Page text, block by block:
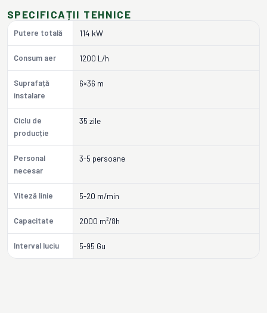
SPECIFICAȚII TEHNICE
Putere totală 114 kW
Consum aer 1200 L/h
Suprafață
instalare
6×36 m
Ciclu de
producție
35 zile
Personal
necesar
3-5 persoane
Viteză linie 5-20 m/min
Capacitate 2000 m²/8h
Interval luciu 5-95 Gu